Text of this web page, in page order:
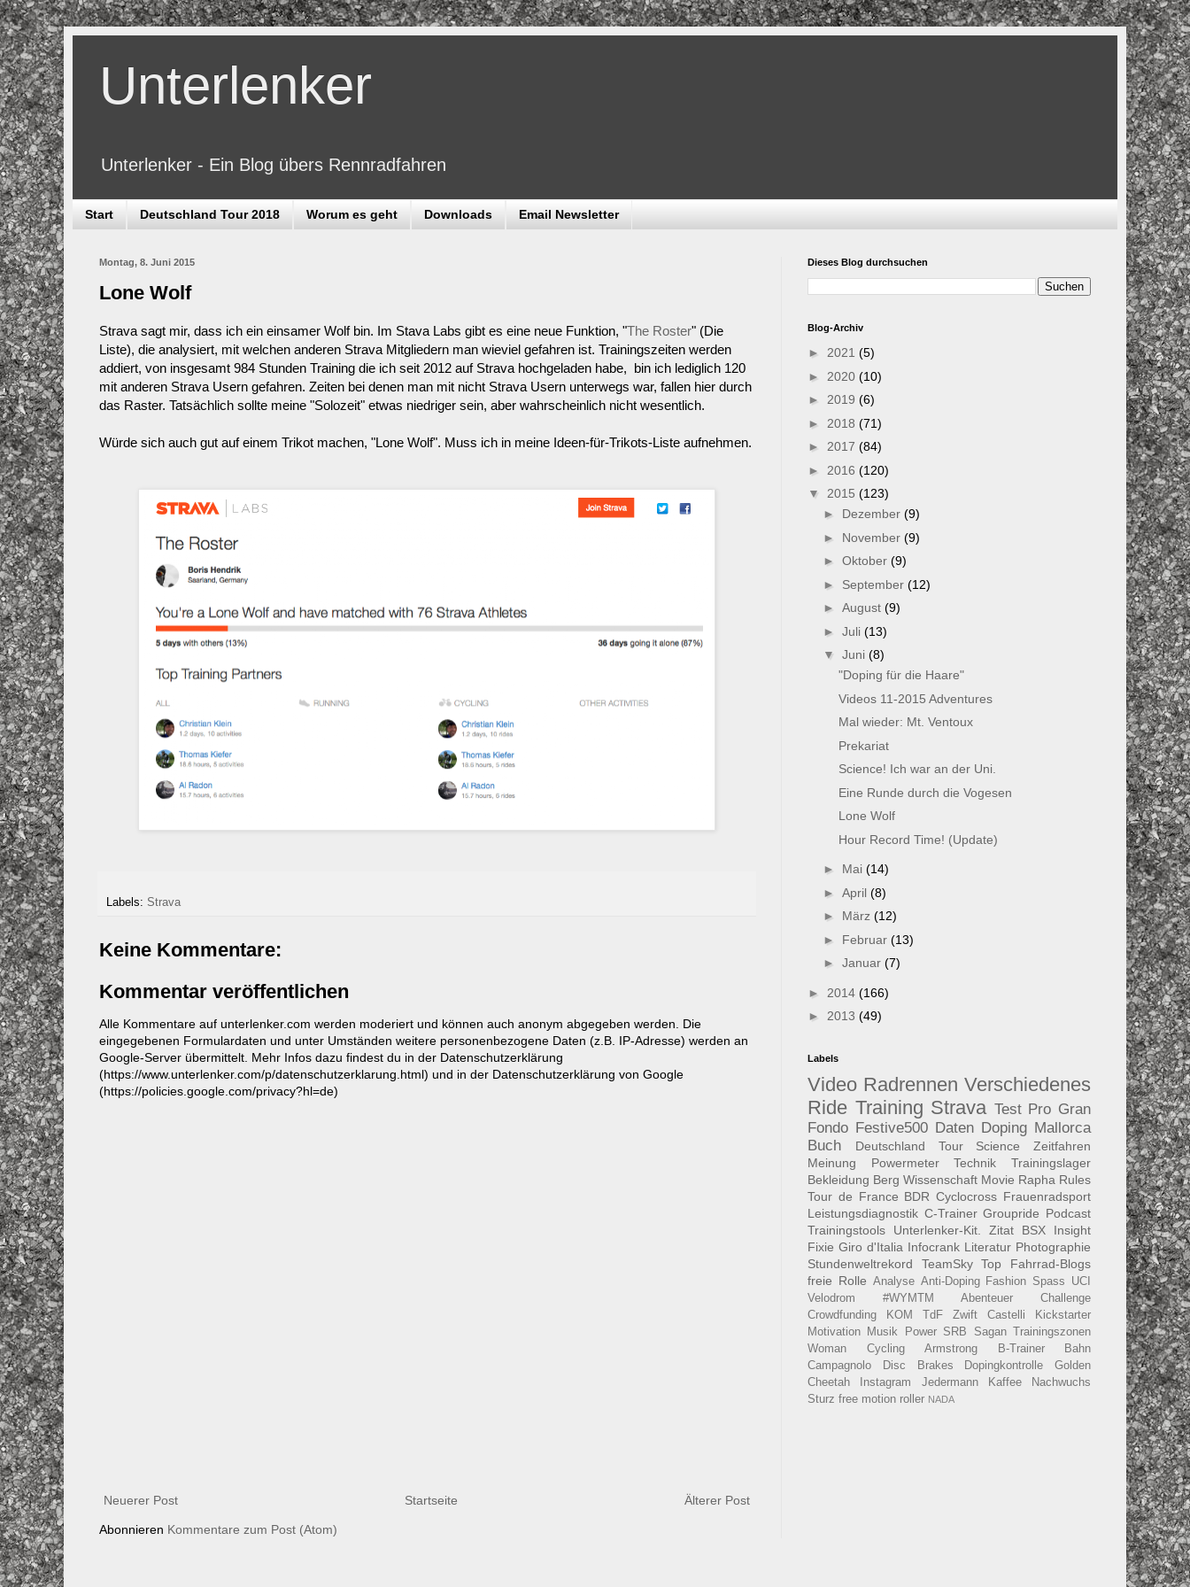
Unterlenker
Unterlenker - Ein Blog übers Rennradfahren
Start Deutschland Tour 2018 Worum es geht Downloads Email Newsletter
Montag, 8. Juni 2015
Lone Wolf
Strava sagt mir, dass ich ein einsamer Wolf bin. Im Stava Labs gibt es eine neue Funktion, "The Roster" (Die
Liste), die analysiert, mit welchen anderen Strava Mitgliedern man wieviel gefahren ist. Trainingszeiten werden
addiert, von insgesamt 984 Stunden Training die ich seit 2012 auf Strava hochgeladen habe, bin ich lediglich 120
mit anderen Strava Usern gefahren. Zeiten bei denen man mit nicht Strava Usern unterwegs war, fallen hier durch
das Raster. Tatsächlich sollte meine "Solozeit" etwas niedriger sein, aber wahrscheinlich nicht wesentlich.
Würde sich auch gut auf einem Trikot machen, "Lone Wolf". Muss ich in meine Ideen-für-Trikots-Liste aufnehmen.
Labels: Strava
Keine Kommentare:
Kommentar veröffentlichen
Alle Kommentare auf unterlenker.com werden moderiert und können auch anonym abgegeben werden. Die
eingegebenen Formulardaten und unter Umständen weitere personenbezogene Daten (z.B. IP-Adresse) werden an
Google-Server übermittelt. Mehr Infos dazu findest du in der Datenschutzerklärung
(https://www.unterlenker.com/p/datenschutzerklarung.html) und in der Datenschutzerklärung von Google
(https://policies.google.com/privacy?hl=de)
Neuerer Post Älterer Post
Startseite
Abonnieren Kommentare zum Post (Atom)
Dieses Blog durchsuchen
Blog-Archiv
► 2021 (5)
► 2020 (10)
► 2019 (6)
► 2018 (71)
► 2017 (84)
► 2016 (120)
▼ 2015 (123)
► Dezember (9)
► November (9)
► Oktober (9)
► September (12)
► August (9)
► Juli (13)
▼ Juni (8)
"Doping für die Haare"
Videos 11-2015 Adventures
Mal wieder: Mt. Ventoux
Prekariat
Science! Ich war an der Uni.
Eine Runde durch die Vogesen
Lone Wolf
Hour Record Time! (Update)
► Mai (14)
► April (8)
► März (12)
► Februar (13)
► Januar (7)
► 2014 (166)
► 2013 (49)
Labels
Video Radrennen Verschiedenes
Ride Training Strava Test Pro Gran
Fondo Festive500 Daten Doping Mallorca
Buch
Deutschland Tour Science
Zeitfahren
Meinung
Powermeter Technik
Trainingslager
Bekleidung Berg Wissenschaft Movie Rapha Rules
Tour de France BDR Cyclocross Frauenradsport
Leistungsdiagnostik C-Trainer Groupride Podcast
Trainingstools
Unterlenker-Kit. Zitat
BSX Insight
Fixie Giro d'Italia Infocrank Literatur Photographie
Stundenweltrekord
TeamSky
Top Fahrrad-Blogs
freie Rolle Analyse Anti-Doping Fashion Spass
UCI
Velodrom
#WYMTM Abenteuer
Challenge
Crowdfunding
KOM TdF Zwift Castelli
Kickstarter
Motivation
Musik Power SRB Sagan Trainingszonen
Woman Cycling
Armstrong B-Trainer
Bahn
Campagnolo
Disc Brakes Dopingkontrolle
Golden
Cheetah
Instagram Jedermann Kaffee
Nachwuchs
Sturz free motion roller NADA